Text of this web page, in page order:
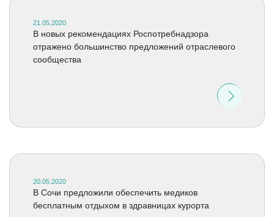
21.05.2020
В новых рекомендациях Роспотребнадзора
отражено большинство предложений отраслевого
сообщества
20.05.2020
В Сочи предложили обеспечить медиков
бесплатным отдыхом в здравницах курорта